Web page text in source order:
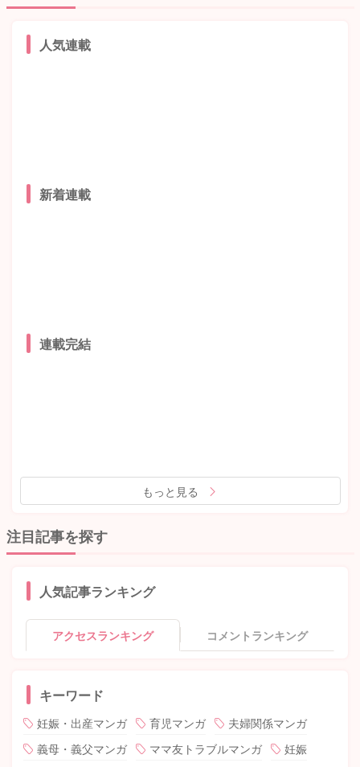
人気連載
新着連載
連載完結
もっと見る
注目記事を探す
人気記事ランキング
アクセスランキング コメントランキング
キーワード
妊娠・出産マンガ 育児マンガ
夫婦関係マンガ
義母・義父マンガ
ママ友トラブルマンガ
妊娠